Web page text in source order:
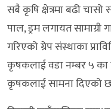
सबै कृषि क्षेत्रमा बढी
पाल, ड्रम लगायत
गरिएको ग्रेप संस्थाका
कृषकलाई वडा नम्बर ५
कृषकलाई सामना दिएको